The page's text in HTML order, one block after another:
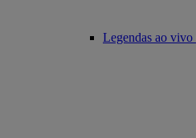
Legendas ao vivo